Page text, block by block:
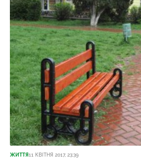
ЖИТТЯ11 КВІТНЯ 2017, 23:39